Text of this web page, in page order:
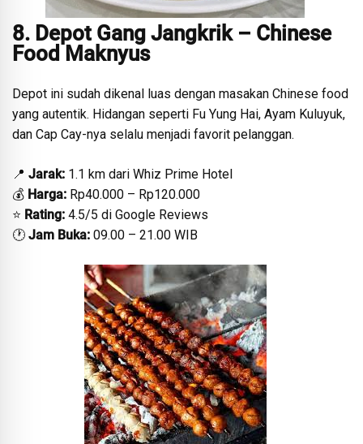
8. Depot Gang Jangkrik – Chinese
Food Maknyus
Depot ini sudah dikenal luas dengan masakan Chinese food
yang autentik. Hidangan seperti Fu Yung Hai, Ayam Kuluyuk,
dan Cap Cay-nya selalu menjadi favorit pelanggan.
📍 Jarak: 1.1 km dari Whiz Prime Hotel
💰 Harga: Rp40.000 – Rp120.000
⭐ Rating: 4.5/5 di Google Reviews
🕐 Jam Buka: 09.00 – 21.00 WIB